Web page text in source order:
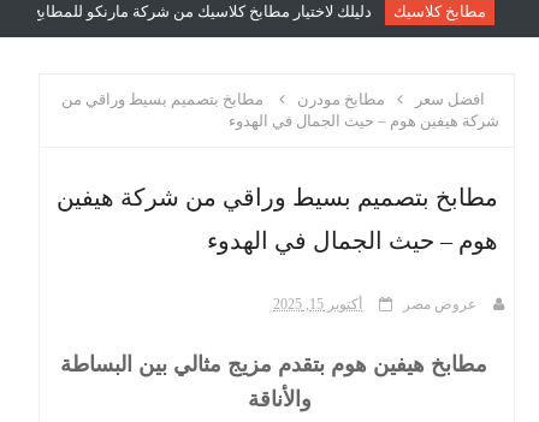
مطابخ كلاسيك دليلك لاختيار مطابخ كلاسيك من شركة مارنكو للمطابخ
افضل سعر مطابخ مودرن
مطابخ بتصميم بسيط وراقي من
شركة هيفين هوم – حيث الجمال في الهدوء
مطابخ بتصميم بسيط وراقي من شركة هيفين
هوم – حيث الجمال في الهدوء
عروض مصر أكتوبر 15, 2025
مطابخ هيفين هوم بتقدم مزيج مثالي بين البساطة
والأناقة